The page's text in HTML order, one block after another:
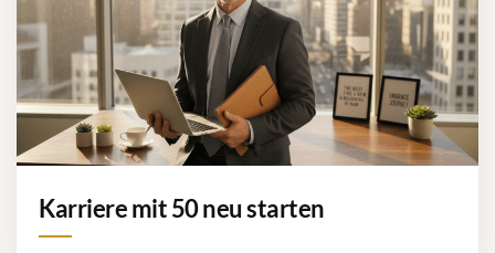
Karriere mit 50 neu starten